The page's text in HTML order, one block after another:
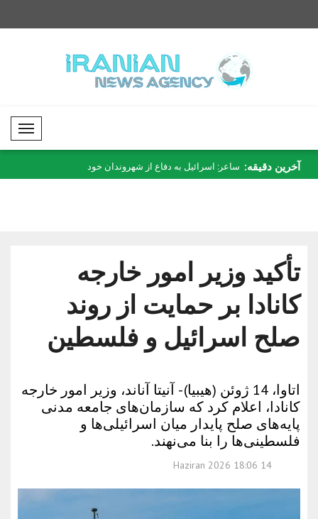
Mobil Menü
آخرین دقیقه: ساعر: اسرائیل به دفاع از شهروندان خود نیاز نداریم..
تأکید وزیر امور خارجه
کانادا بر حمایت از روند
صلح اسرائیل و فلسطین
اتاوا، 14 ژوئن (هیبیا) - آنیتا آناند، وزیر امور خارجه
کانادا، اعلام کرد که سازمان‌های جامعه مدنی
پایه‌های صلح پایدار میان اسرائیلی‌ها و
فلسطینی‌ها را بنا می‌نهند.
14 Haziran 2026 18:06